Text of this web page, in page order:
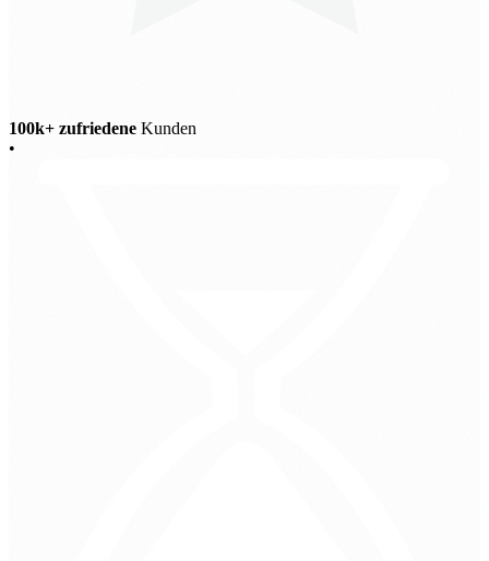
100k+ zufriedene Kunden
•